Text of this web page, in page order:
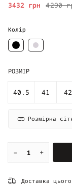
4290
3432 грн
Колір
РОЗМІР
40.5 41 42
Розмірна
– +
Доставка